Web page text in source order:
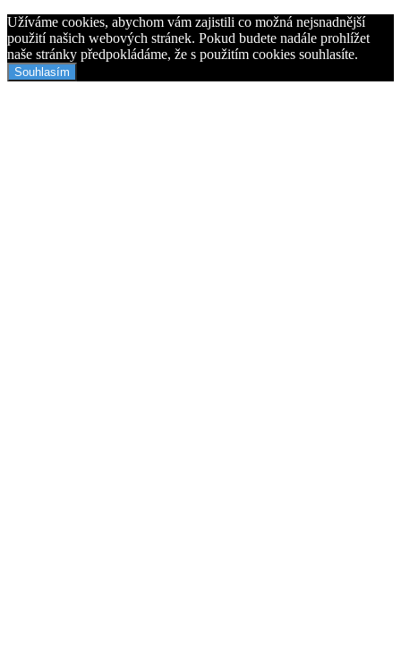
Užíváme cookies, abychom vám zajistili co možná nejsnadnější
použití našich webových stránek. Pokud budete nadále prohlížet
naše stránky předpokládáme, že s použitím cookies souhlasíte.
Souhlasím